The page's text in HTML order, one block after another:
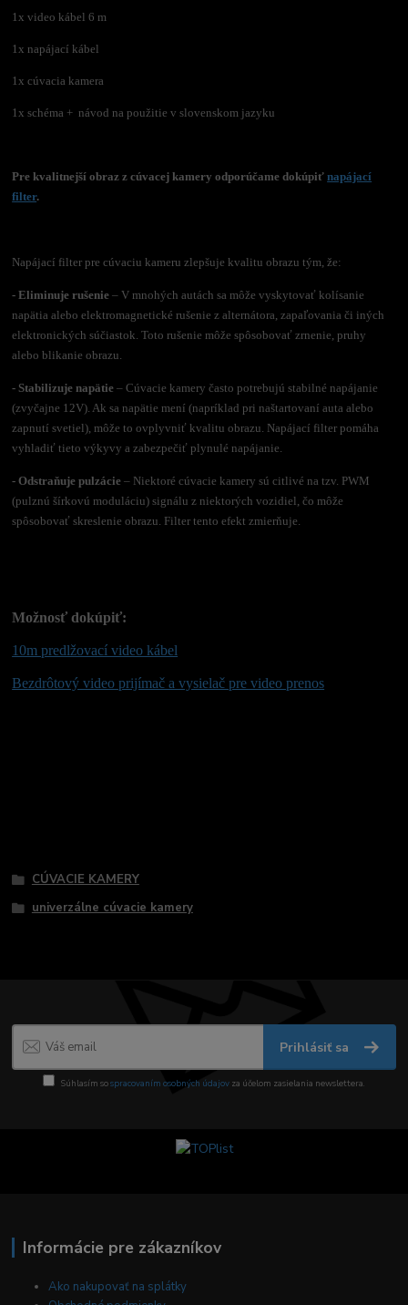
1x video kábel 6 m
1x napájací kábel
1x cúvacia kamera
1x schéma + návod na použitie v slovenskom jazyku
Pre kvalitnejší obraz z cúvacej kamery odporúčame dokúpiťnapájací
filter.
Napájací filter pre cúvaciu kameru zlepšuje kvalitu obrazu tým, že:
- Eliminuje rušenie – V mnohých autách sa môže vyskytovať kolísanie
napätia alebo elektromagnetické rušenie z alternátora, zapaľovania či iných
elektronických súčiastok. Toto rušenie môže spôsobovať zrnenie, pruhy
alebo blikanie obrazu.
- Stabilizuje napätie – Cúvacie kamery často potrebujú stabilné napájanie
(zvyčajne 12V). Ak sa napätie mení (napríklad pri naštartovaní auta alebo
zapnutí svetiel), môže to ovplyvniť kvalitu obrazu. Napájací filter pomáha
vyhladiť tieto výkyvy a zabezpečiť plynulé napájanie.
- Odstraňuje pulzácie – Niektoré cúvacie kamery sú citlivé na tzv. PWM
(pulznú šírkovú moduláciu) signálu z niektorých vozidiel, čo môže
spôsobovať skreslenie obrazu. Filter tento efekt zmierňuje.
Možnosť dokúpiť:
10m predlžovací video kábel
Bezdrôtový video prijímač a vysielač pre video prenos
CÚVACIE KAMERY
univerzálne cúvacie kamery
Prihlásiť sa
Súhlasím sospracovaním osobných údajov za účelom zasielania newslettera.
Informácie pre zákazníkov
Ako nakupovať na splátky